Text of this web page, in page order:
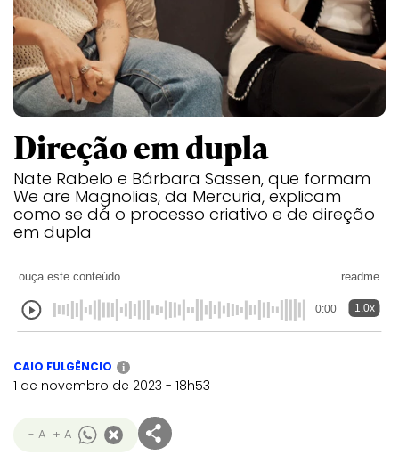
Direção em dupla
Nate Rabelo e Bárbara Sassen, que formam
We are Magnolias, da Mercuria, explicam
como se dá o processo criativo e de direção
em dupla
ouça este conteúdo readme
0:00 1.0x
CAIO FULGÊNCIO i
1 de novembro de 2023 - 18h53
- A + A